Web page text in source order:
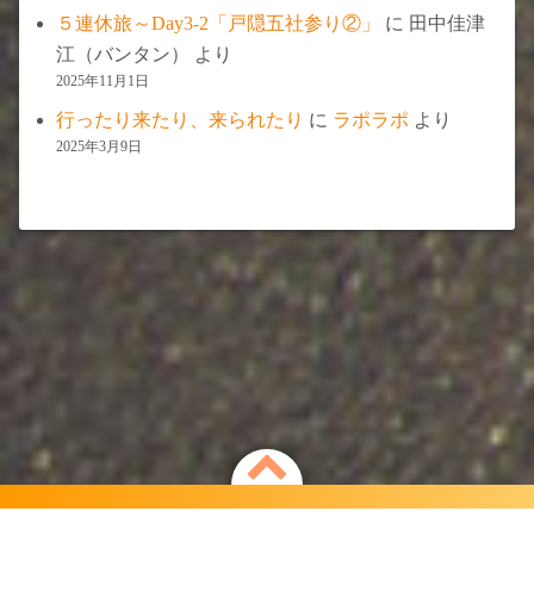
５連休旅～Day3-2「戸隠五社参り②」 に 田中佳津
江（バンタン）
より
2025年11月1日
行ったり来たり、来られたり に ラポラポ より
2025年3月9日